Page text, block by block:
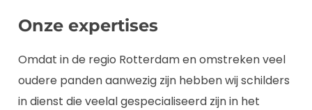
Onze expertises
Omdat in de regio Rotterdam en omstreken veel
oudere panden aanwezig zijn hebben wij schilders
in dienst die veelal gespecialiseerd zijn in het